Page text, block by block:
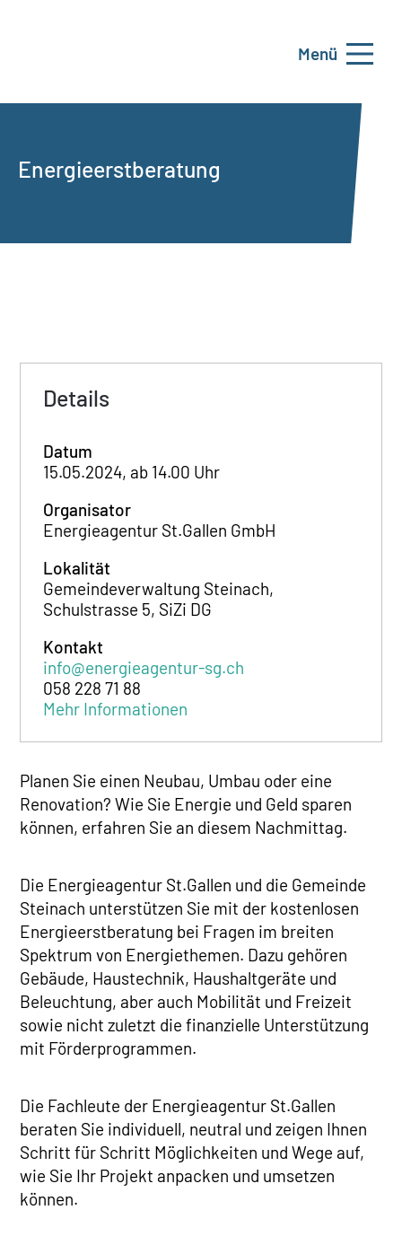
Menü
Energieerstberatung
Details
Datum
15.05.2024, ab 14.00 Uhr
Organisator
Energieagentur St.Gallen GmbH
Lokalität
Gemeindeverwaltung Steinach,
Schulstrasse 5, SiZi DG
Kontakt
info@energieagentur-sg.ch
058 228 71 88
Mehr Informationen
Planen Sie einen Neubau, Umbau oder eine
Renovation? Wie Sie Energie und Geld sparen
können, erfahren Sie an diesem Nachmittag.
Die Energieagentur St.Gallen und die Gemeinde
Steinach unterstützen Sie mit der kostenlosen
Energieerstberatung bei Fragen im breiten
Spektrum von Energiethemen. Dazu gehören
Gebäude, Haustechnik, Haushaltgeräte und
Beleuchtung, aber auch Mobilität und Freizeit
sowie nicht zuletzt die finanzielle Unterstützung
mit Förderprogrammen.
Die Fachleute der Energieagentur St.Gallen
beraten Sie individuell, neutral und zeigen Ihnen
Schritt für Schritt Möglichkeiten und Wege auf,
wie Sie Ihr Projekt anpacken und umsetzen
können.